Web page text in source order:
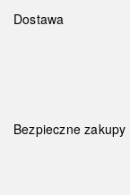
Dostawa
Bezpieczne zakupy